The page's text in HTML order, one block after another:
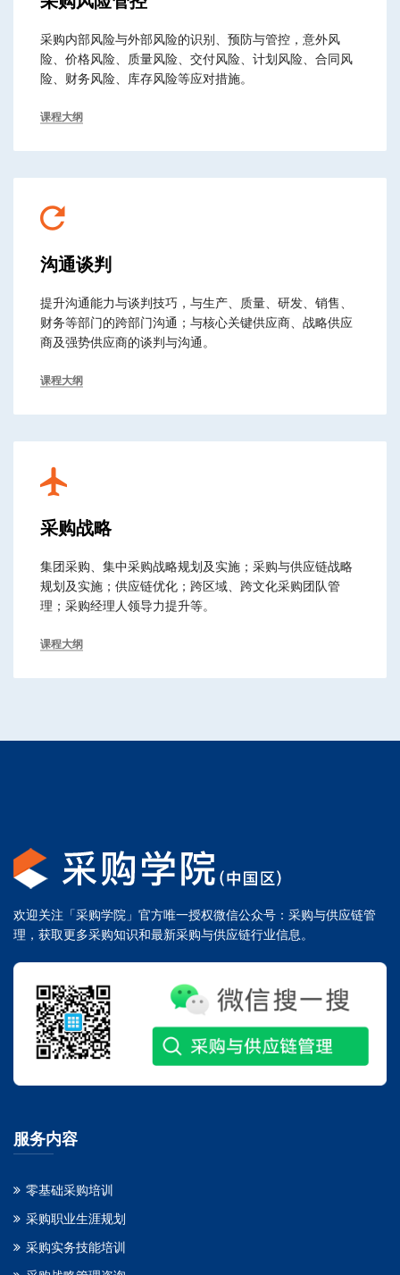
采购内部风险与外部风险的识别、预防与管控，意外风
险、价格风险、质量风险、交付风险、计划风险、合同风
险、财务风险、库存风险等应对措施。
课程大纲
沟通谈判
提升沟通能力与谈判技巧，与生产、质量、研发、销售、
财务等部门的跨部门沟通；与核心关键供应商、战略供应
商及强势供应商的谈判与沟通。
课程大纲
采购战略
集团采购、集中采购战略规划及实施；采购与供应链战略
规划及实施；供应链优化；跨区域、跨文化采购团队管
理；采购经理人领导力提升等。
课程大纲
欢迎关注「采购学院」官方唯一授权微信公众号：采购与供应链管
理，获取更多采购知识和最新采购与供应链行业信息。
服务内容
零基础采购培训
采购职业生涯规划
采购实务技能培训